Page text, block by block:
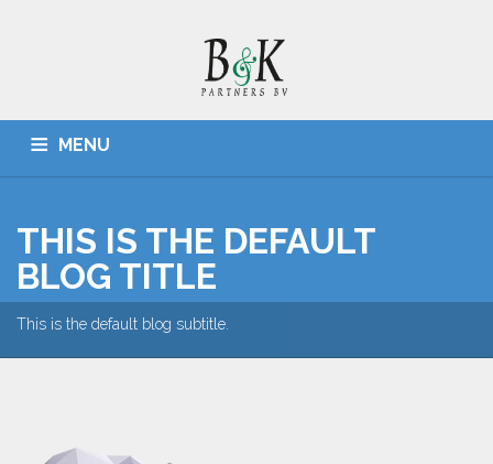
MENU
THIS IS THE DEFAULT
BLOG TITLE
This is the default blog subtitle.